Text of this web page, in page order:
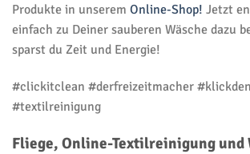
Produkte in unserem Online-Shop! Jetzt
einfach zu Deiner sauberen Wäsche dazu
sparst du Zeit und Energie!
#clickitclean #derfreizeitmacher
#textilreinigung
Fliege, Online-Textilreinigung und